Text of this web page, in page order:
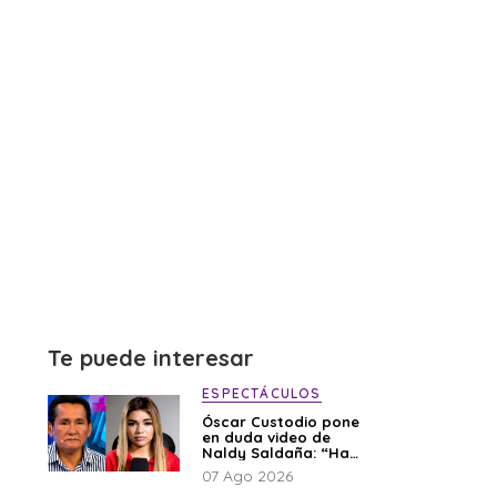
Te puede interesar
ESPECTÁCULOS
Óscar Custodio pone
en duda video de
Naldy Saldaña: “Hay
cosas que de repente
se han editado”
07 Ago 2026